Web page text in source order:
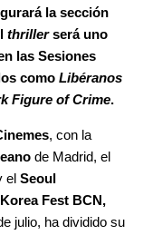
la sección
thrillerserá uno
las Sesiones
como Libéranos
Figure of Crime.
, con la
de Madrid, el
el Seoul
Korea Fest BCN,
julio, ha dividido su